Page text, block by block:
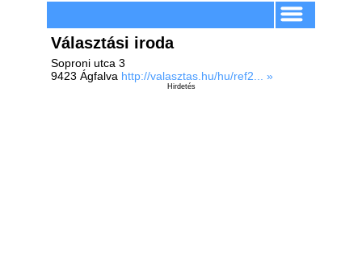
Választási iroda
Soproni utca 3
9423 Ágfalva http://valasztas.hu/hu/ref2... »
Hirdetés